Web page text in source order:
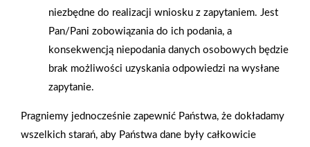
Gwarancja jakości
niezbędne do realizacji wniosku z zapytaniem. Jest
Pan/Pani zobowiązania do ich podania, a
konsekwencją niepodania danych osobowych będzie
brak możliwości uzyskania odpowiedzi na wysłane
zapytanie.
Pragniemy jednocześnie zapewnić Państwa, że dokładamy
wszelkich starań, aby Państwa dane były całkowicie
Polityka plików cookies
Nasz serwis internetowy wykorzystuje pliki cookies w celu
zapewnienia prawidłowego działania strony, poprawy komfortu
Cookies to niewielkie pliki tekstowe zapisywane na urządzeniu